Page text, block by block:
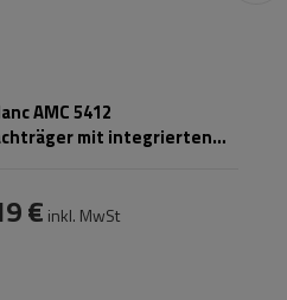
AMC 5412
mit integrierten
€ inkl. MwSt